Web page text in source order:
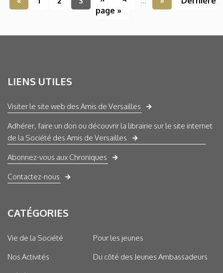
page »
LIENS UTILES
Visiter le site web des Amis de Versailles
Adhérer, faire un don ou découvrir la librairie sur le site internet
de la Société des Amis de Versailles
Abonnez-vous aux Chroniques
Contactez-nous
CATÉGORIES
Vie de la Société
Nos Activités
Pour les jeunes
Du côté des Jeunes Ambassadeurs